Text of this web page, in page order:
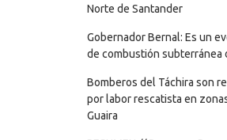
Norte de Santander
Gobernador Bernal: Es un
de combustión subterránea
Bomberos del Táchira son
por labor rescatista en
Guaira